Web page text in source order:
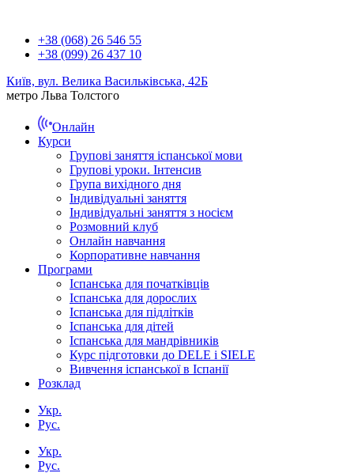
+38 (068) 26 546 55
+38 (099) 26 437 10
Київ, вул. Велика Васильківська, 42Б
метро Льва Толстого
Онлайн
Курси
Групові заняття іспанської мови
Групові уроки. Інтенсив
Група вихідного дня
Індивідуальні заняття
Індивідуальні заняття з носієм
Розмовний клуб
Онлайн навчання
Корпоративне навчання
Програми
Іспанська для початківців
Іспанська для дорослих
Іспанська для підлітків
Іспанська для дітей
Іспанська для мандрівників
Курс підготовки до DELE і SIELE
Вивчення іспанської в Іспанії
Розклад
Укр.
Рус.
Укр.
Рус.